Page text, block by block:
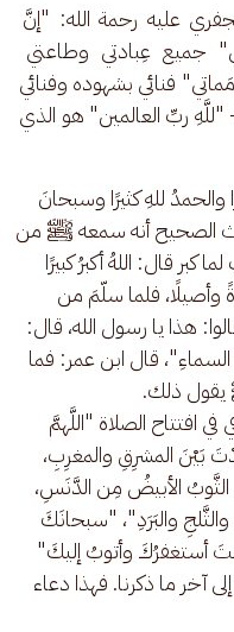
عليه رحمة الله: "إنَّ
جميع عِبادتي وطاعتي
فنائي بشهوده وفنائي
ربِّ العالمين" هو الذي
والحمدُ للهِ كثيرًا وسبحانَ
الصحيح أنه سمعه ﷺ من
قال: اللهُ أكبرُ كبيرًا
وأصيلًا، فلما سلّمَ من
هذا يا رسول الله، قال:
قال ابن عمر: فما
يقول ذلك.
افتتاح الصلاة "اللَّهمَّ
بَيْنَ المشرِقِ والمغرِبِ،
الأبيضُ مِن الدَّنَسِ،
والبَرَدِ"، "سبحانَكَ
أستغفرُكَ وأتوبُ إليكَ"
آخر ما ذكرنا. فهذا دعاء